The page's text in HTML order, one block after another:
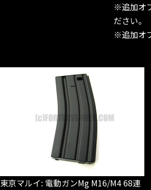
※追加オ
ださい。
※追加オ
東京マルイ: 電動ガンMg M16/M4 68連